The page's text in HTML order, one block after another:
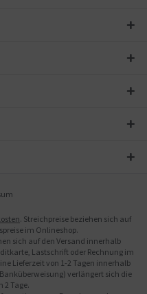
. Streichpreise beziehen sich auf
im Onlineshop.
sich auf den Versand innerhalb
Lastschrift oder Rechnung im
Lieferzeit von 1-2 Tagen innerhalb
verlängert sich die
2 Tage.